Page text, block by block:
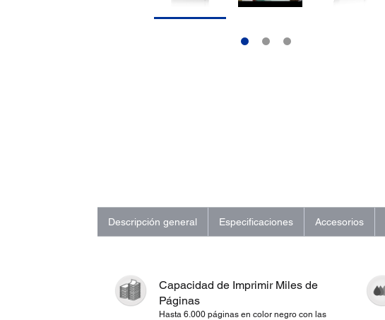
Descripción general Especificaciones Accesorios
Capacidad de Imprimir Miles de
Páginas
Hasta 6.000 páginas en color negro con las